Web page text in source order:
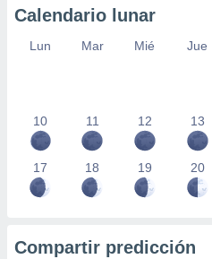
Calendario lunar
Lun Mar Mié Jue
10 11 12 13
17 18 19 20
Compartir predicción